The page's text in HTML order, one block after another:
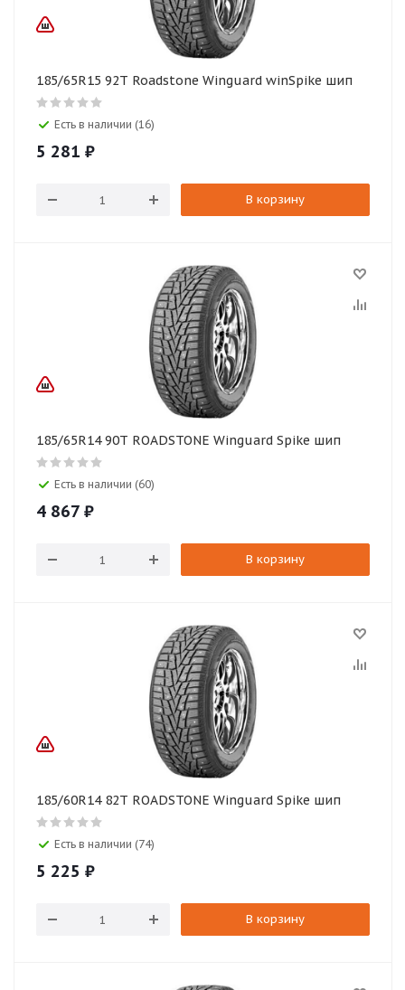
185/65R15 92T Roadstone Winguard winSpike шип
Есть в наличии (16)
5 281 ₽
В корзину
185/65R14 90T ROADSTONE Winguard Spike шип
Есть в наличии (60)
4 867 ₽
В корзину
185/60R14 82T ROADSTONE Winguard Spike шип
Есть в наличии (74)
5 225 ₽
В корзину